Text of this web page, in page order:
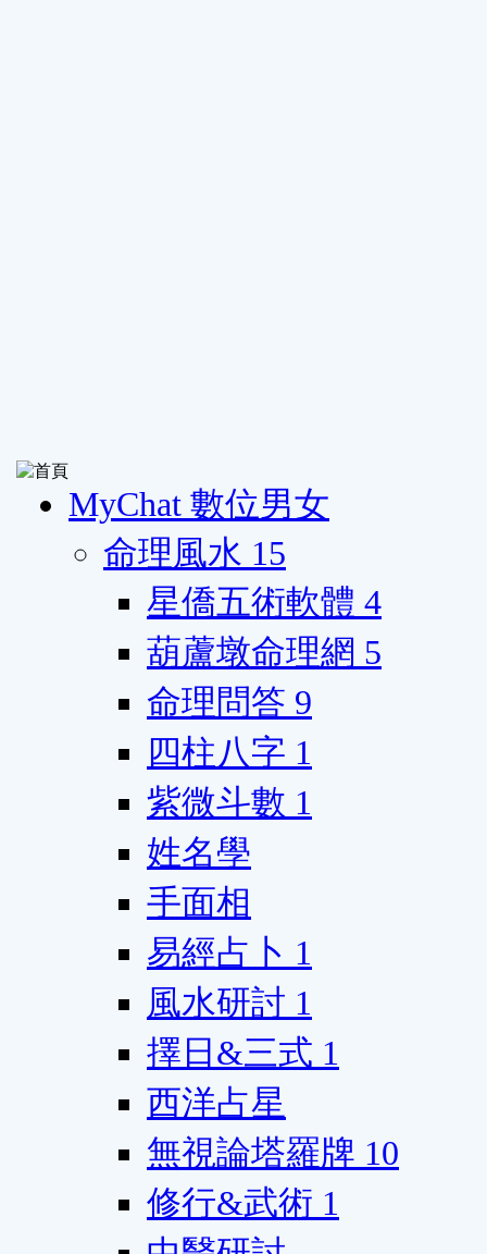
MyChat 數位男女
命理風水 15
星僑五術軟體 4
葫蘆墩命理網 5
命理問答 9
四柱八字 1
紫微斗數 1
姓名學
手面相
易經占卜 1
風水研討 1
擇日&三式 1
西洋占星
無視論塔羅牌 10
修行&武術 1